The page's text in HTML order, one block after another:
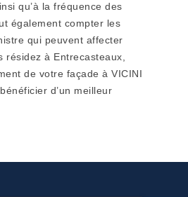
qu’à la fréquence des
également compter les
qui peuvent affecter
résidez à Entrecasteaux,
de votre façade à VICINI
d’un meilleur